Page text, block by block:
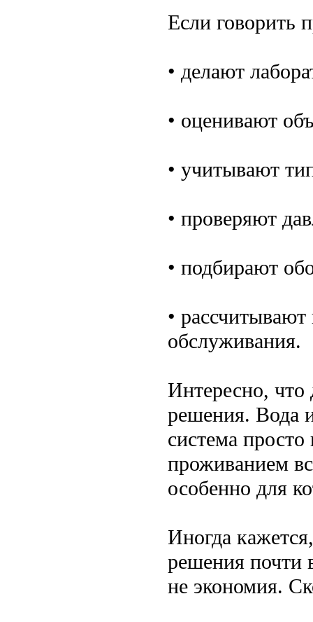
Если говорить
• делают
• оценивают
• учитывают
• проверяют
• подбирают
•
обслуживания.
Интересно, что
решения. Вода
система
проживанием
особенно для
Иногда
решения почти
не экономия.